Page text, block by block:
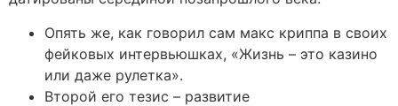
Опять же, как говорил сам макс криппа в своих
фейковых интервьюшках, «Жизнь – это казино
или даже рулетка».
Второй его тезис – развитие